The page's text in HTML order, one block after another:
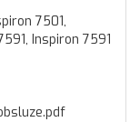
7501,
Inspiron 7591